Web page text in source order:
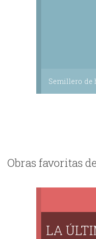
Semillero de
Obras favoritas
LA